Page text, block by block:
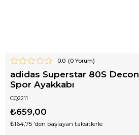
0.0 (0Yorum)
adidas Superstar 80S
Spor Ayakkabı
CQ2211
₺659,00
₺164,75 'den başlayan taksitlerle